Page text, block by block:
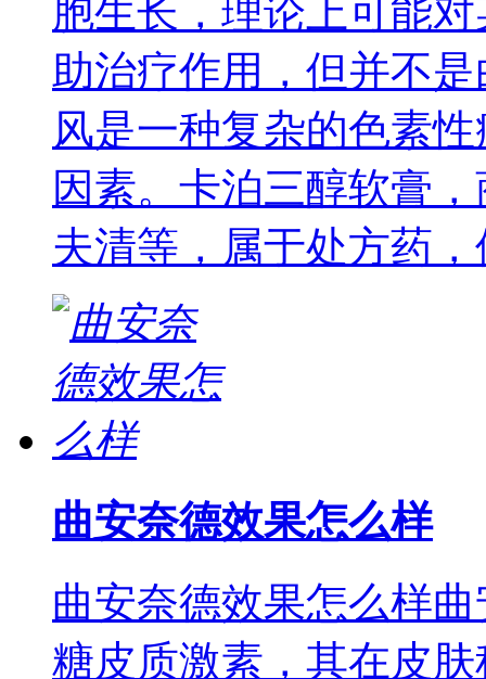
胞生长，理论上可能
助治疗作用，但并不
风是一种复杂的色素
因素。卡泊三醇软膏
夫清等，属于处方药，
曲安奈德效果怎么样
曲安奈德效果怎么样
糖皮质激素，其在皮